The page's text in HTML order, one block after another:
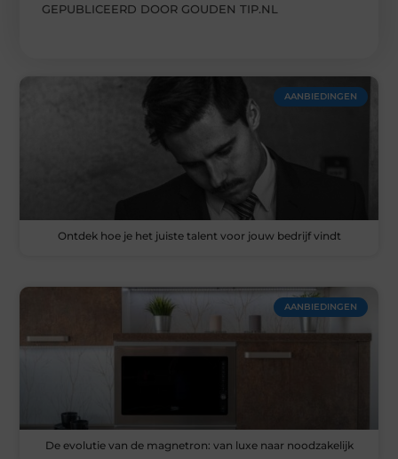
GEPUBLICEERD DOOR GOUDEN TIP.NL
AANBIEDINGEN
Ontdek hoe je het juiste talent voor jouw bedrijf vindt
AANBIEDINGEN
De evolutie van de magnetron: van luxe naar noodzakelijk